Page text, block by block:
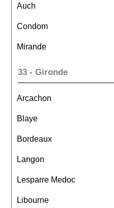
Auch
Condom
Mirande
33 - Gironde
Arcachon
Blaye
Bordeaux
Langon
Lesparre Medoc
Libourne